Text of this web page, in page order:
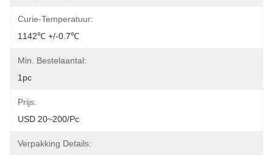
Curie-Temperatuur:
1142℃ +/-0.7℃
Min. Bestelaantal:
1pc
Prijs:
USD 20~200/pc
Verpakking Details: